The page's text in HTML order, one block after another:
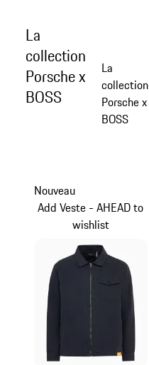
La
collection
Porsche x
BOSS
La
collection
Porsche x
BOSS
Nouveau
Add Veste - AHEAD to
wishlist